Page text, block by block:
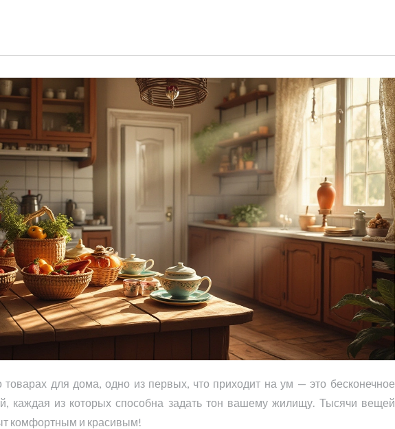
товарах для дома, одно из первых, что приходит на ум — это бесконечное
каждая из которых способна задать тон вашему жилищу. Тысячи вещей
комфортным и красивым!